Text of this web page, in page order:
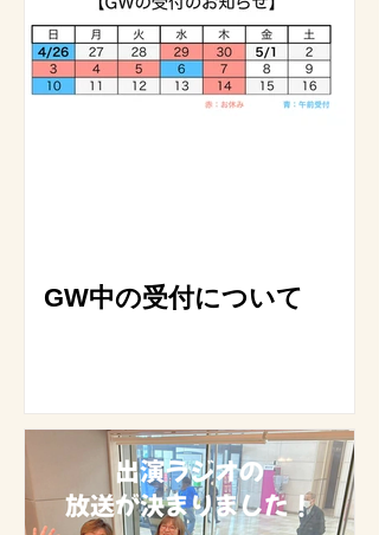
GW中の受付について